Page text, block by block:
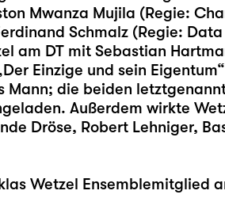
Mwanza Mujila (Regie:
Schmalz (Regie:
am DT mit Sebastian
Einzige und sein
Mann; die beiden
Außerdem wirkte
Dröse, Robert Lehniger,
Wetzel Ensemblemitglied